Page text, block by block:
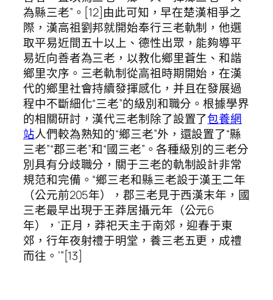
為縣三老”。[12]由此可知，早在楚漢相爭之
際，漢高祖劉邦就開始奉行三老軌制，他選
取平易近間五十以上、德性出眾，能夠導平
易近向善者為三老，以教化鄉里蒼生、和諧
鄉里次序。三老軌制從高祖時期開始，在漢
代的鄉里社會持續發揮感化，并且在發展過
程中不斷細化“三老”的級別和職分。根據學界
的相關研討，漢代三老制除了設置了包養網
站人們較為熟知的“鄉三老”外，還設置了“縣
三老”“郡三老”和“國三老”。各種級別的三老分
別具有分歧職分，關于三老的軌制設計非常
規范和完備。“鄉三老和縣三老設于漢王二年
（公元前205年），郡三老見于西漢末年，國
三老最早出現于王莽居攝元年（公元6
年），‘正月，莽祀天主于南郊，迎春于東
郊，行年夜射禮于明堂，養三老五更，成禮
而往。’”[13]